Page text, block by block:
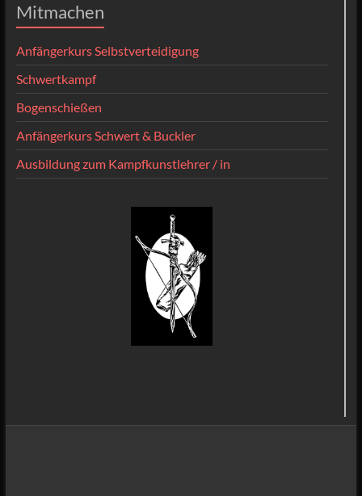
Mitmachen
Anfängerkurs Selbstverteidigung
Schwertkampf
Bogenschießen
Anfängerkurs Schwert & Buckler
Ausbildung zum Kampfkunstlehrer / in